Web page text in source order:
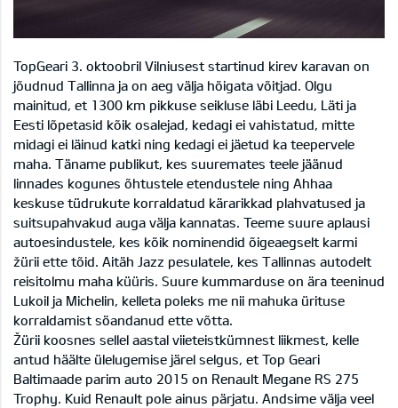
TopGeari 3. oktoobril Vilniusest startinud kirev karavan on
jõudnud Tallinna ja on aeg välja hõigata võitjad. Olgu
mainitud, et 1300 km pikkuse seikluse läbi Leedu, Läti ja
Eesti lõpetasid kõik osalejad, kedagi ei vahistatud, mitte
midagi ei läinud katki ning kedagi ei jäetud ka teepervele
maha. Täname publikut, kes suuremates teele jäänud
linnades kogunes õhtustele etendustele ning Ahhaa
keskuse tüdrukute korraldatud kärarikkad plahvatused ja
suitsupahvakud auga välja kannatas. Teeme suure aplausi
autoesindustele, kes kõik nominendid õigeaegselt karmi
žürii ette tõid. Aitäh Jazz pesulatele, kes Tallinnas autodelt
reisitolmu maha küüris. Suure kummarduse on ära teeninud
Lukoil ja Michelin, kelleta poleks me nii mahuka ürituse
korraldamist söandanud ette võtta.
Žürii koosnes sellel aastal viieteistkümnest liikmest, kelle
antud häälte ülelugemise järel selgus, et Top Geari
Baltimaade parim auto 2015 on Renault Megane RS 275
Trophy. Kuid Renault pole ainus pärjatu. Andsime välja veel